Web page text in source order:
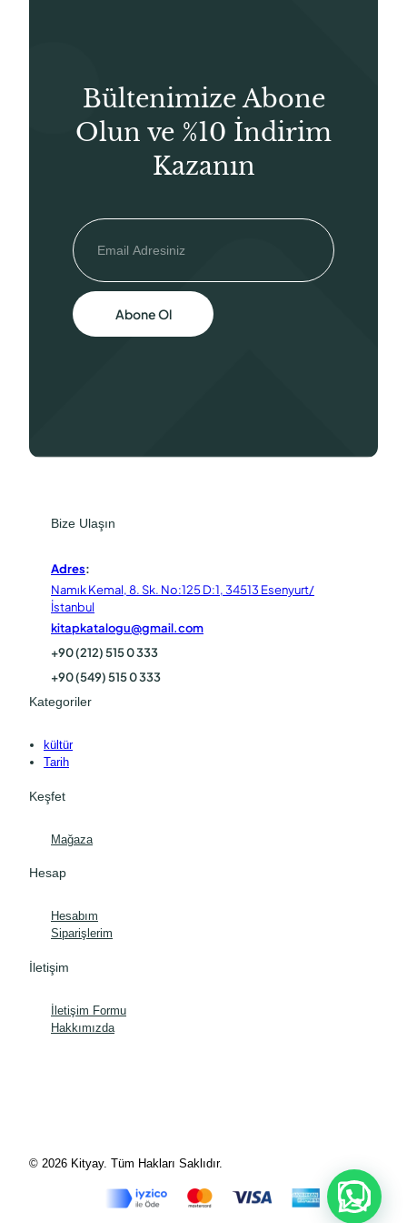
Bültenimize Abone
Olun ve %10 İndirim
Kazanın
Abone Ol
Bize Ulaşın
Adres:
Namık Kemal, 8. Sk. No:125 D:1, 34513 Esenyurt/
İstanbul
kitapkatalogu@gmail.com
+90 (212) 515 0 333
+90 (549) 515 0 333
Kategoriler
kültür
Tarih
Keşfet
Mağaza
Hesap
Hesabım
Siparişlerim
İletişim
İletişim Formu
Hakkımızda
© 2026 Kityay. Tüm Hakları Saklıdır.